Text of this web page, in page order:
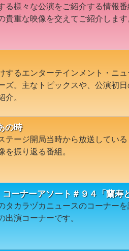
る様々な公演をご紹介する情報番
貴重な映像を交えてご紹介します
するエンターテインメント・ニ
ズ。主なトピックスや、公演初
介。
の時
テージ開局当時から放送してい
を振り返る番組。
ーナーアソート＃９４「蘭寿
タカラヅカニュースのコーナー
出演コーナーです。